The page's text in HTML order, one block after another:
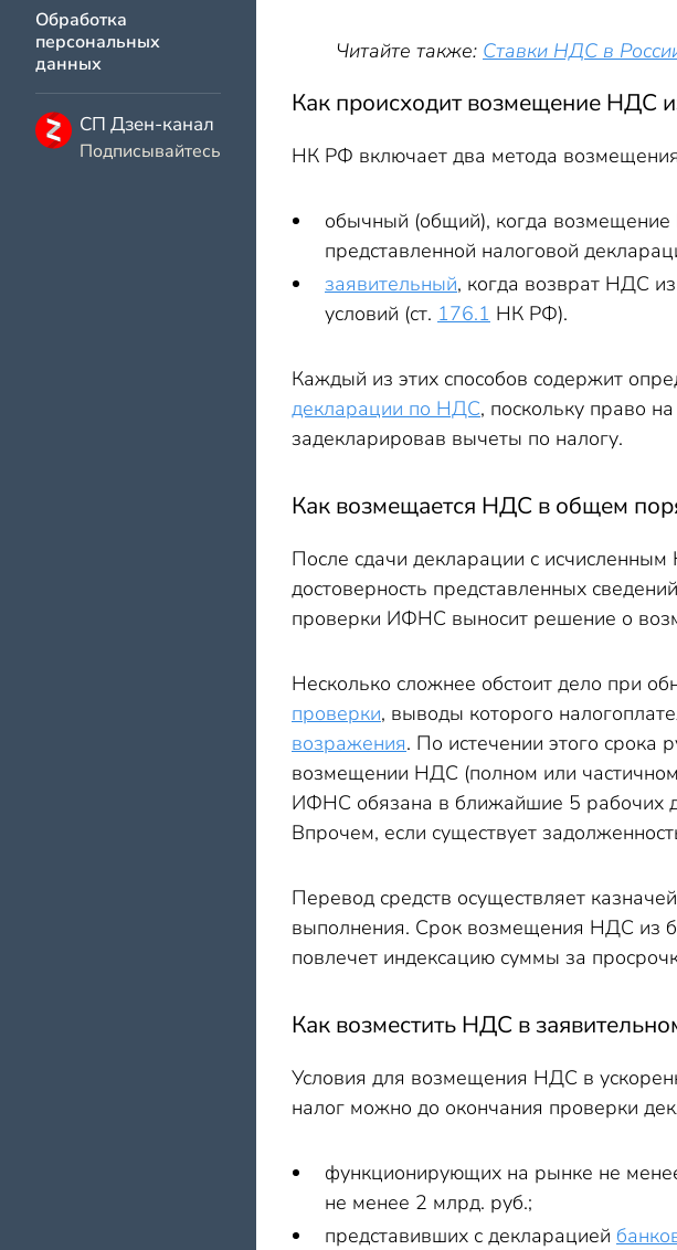
Обработка
персональных
данных
СП Дзен-канал
Подписывайтесь
Читайте также: Ставки НДС в
Как происходит возмещение НДС
НК РФ включает два метода
обычный (общий), когда
представленной налоговой
заявительный, когда возврат НДС
условий (ст. 176.1 НК РФ).
Каждый из этих способов содержит
декларации по НДС, поскольку право
задекларировав вычеты по налогу.
Как возмещается НДС в общем
После сдачи декларации с
достоверность представленных
проверки ИФНС выносит решение о
Несколько сложнее обстоит дело при
проверки, выводы которого
возражения. По истечении этого
возмещении НДС (полном или
ИФНС обязана в ближайшие 5 рабочих
Впрочем, если существует
Перевод средств осуществляет
выполнения. Срок возмещения НДС из
повлечет индексацию суммы за
Как возместить НДС в
Условия для возмещения НДС в
налог можно до окончания проверки
функционирующих на рынке не
не менее 2 млрд. руб.;
представивших с декларацией